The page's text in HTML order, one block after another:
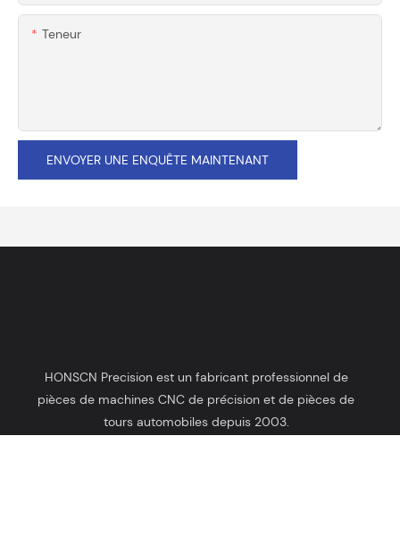
Teneur
ENVOYER UNE ENQUÊTE MAINTENANT
HONSCN Precision est un fabricant professionnel de
pièces de machines CNC de précision et de pièces de
tours automobiles depuis 2003.